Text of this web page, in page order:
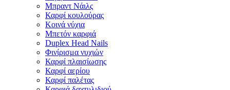
Μπραντ Νάιλς
Καρφί κουλούρας
Κοινά νύχια
Μπετόν καρφιά
Duplex Head Nails
Φινίρισμα νυχιών
Καρφί πλαισίωσης
Καρφί αερίου
Καρφί παλέτας